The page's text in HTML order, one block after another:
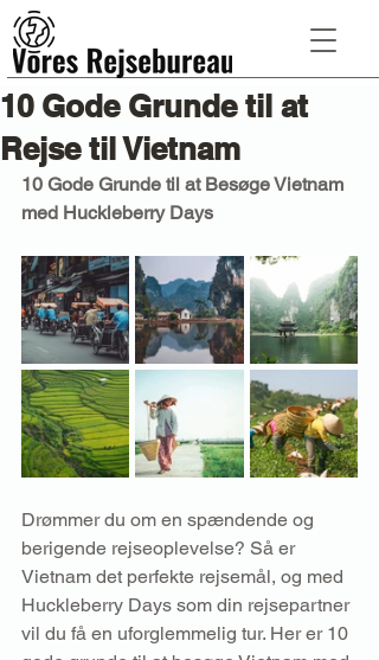
10 Gode Grunde til at
Rejse til Vietnam
10 Gode Grunde til at Besøge Vietnam
med Huckleberry Days
Drømmer du om en spændende og
berigende rejseoplevelse? Så er
Vietnam det perfekte rejsemål, og med
Huckleberry Days som din rejsepartner
vil du få en uforglemmelig tur. Her er 10